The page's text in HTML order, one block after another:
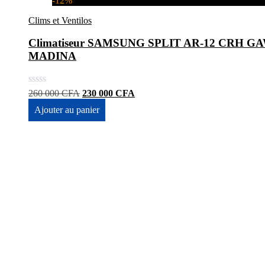
Clims et Ventilos
Climatiseur SAMSUNG SPLIT AR-12 CRH
MADINA
260 000CFA Le
initial
était :
230 000 CFA
Ajouter au panier